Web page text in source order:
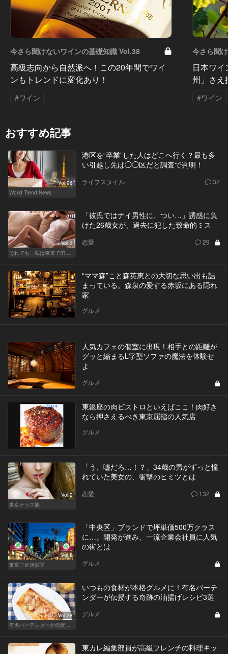
今さら聞けないワインの基礎知識 Vol.38
高級志向から自然派へ！この20年間でワイ
ンもトレンドに変化あり！
#ワイン
今さら聞
日本ワ
州」さえ
#ワイン
おすすめ記事
Vol.96
World Trend News
港区を“卒業”した人はどこへ行く？最も多
い引越し先は◯◯区だと調査で判明！
ライフスタイル 32
Vol.3
それでも、私は東京で消耗する
「彼氏ではナイ男性に、つい…」誘惑に負
けた26歳女が、過去に犯した致命的ミス
恋愛 29
“ママ森”こと森英恵との大切な思い出も詰
まっている。森泉の愛する赤坂にある隠れ
家
グルメ
人気カフェの個室に出現！相手との距離が
グッと縮まるL字型ソファの魔法を体験せ
よ
グルメ
東銀座の肉ビストロといえばここ！肉好き
なら押さえるべき東京屈指の人気店
グルメ
Vol.2
東京テラス族
「う、嘘だろ…！？」34歳の男がずっと憧
れていた美女の、衝撃のヒミツとは
恋愛 132
Vol.8
東京ご近所探訪
「中央区」ブランドで坪単価500万クラス
に…。開発が進み、一流企業会社員に人気
の街とは
グルメ
Vol.28
有名バーテンダーが伝授する簡単つまみレシピ
いつもの食材が本格グルメに！有名バーテ
ンダーが伝授する奇跡の油揚げレシピ3選
グルメ
東カレ編集部員が高級フレンチの料理キッ